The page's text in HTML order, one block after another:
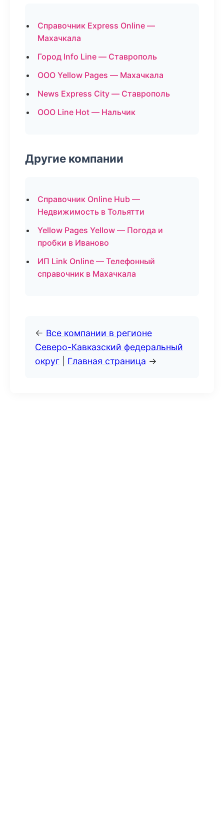
Справочник Express Online —
Махачкала
Город Info Line — Ставрополь
ООО Yellow Pages — Махачкала
News Express City — Ставрополь
ООО Line Hot — Нальчик
Другие компании
Справочник Online Hub —
Недвижимость в Тольятти
Yellow Pages Yellow — Погода и
пробки в Иваново
ИП Link Online — Телефонный
справочник в Махачкала
← Все компании в регионе
Северо-Кавказский федеральный
округ
Главная страница →